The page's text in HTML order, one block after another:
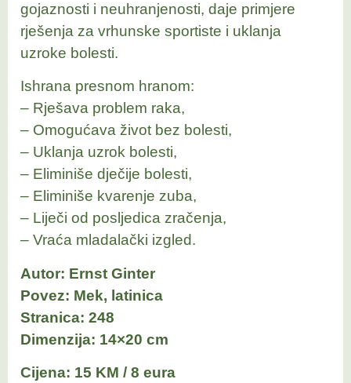
gojaznosti i neuhranjenosti, daje primjere
rješenja za vrhunske sportiste i uklanja
uzroke bolesti.
Ishrana presnom hranom:
– Rješava problem raka,
– Omogućava život bez bolesti,
– Uklanja uzrok bolesti,
– Eliminiše dječije bolesti,
– Eliminiše kvarenje zuba,
– Liječi od posljedica zračenja,
– Vraća mladalački izgled.
Autor: Ernst Ginter
Povez: Mek, latinica
Stranica: 248
Dimenzija: 14×20 cm
Cijena: 15 KM / 8 eura